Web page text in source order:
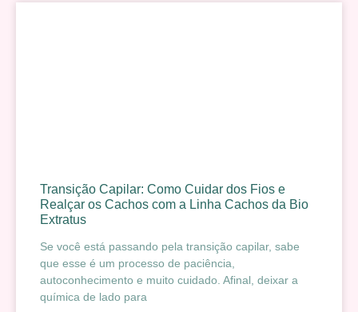
Transição Capilar: Como Cuidar dos Fios e
Realçar os Cachos com a Linha Cachos da Bio
Extratus
Se você está passando pela transição capilar, sabe
que esse é um processo de paciência,
autoconhecimento e muito cuidado. Afinal, deixar a
química de lado para